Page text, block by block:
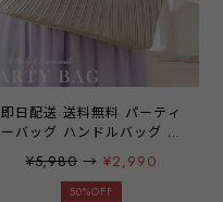
即日配送 送料無料 パーティ
ーバッグ ハンドルバッグ ク
ラッチバッグ バッグ バック
大きめ クラッチ ミニ財布
化粧小物 ご祝儀袋 スマホ
¥5,980→¥2,990
50%OFF